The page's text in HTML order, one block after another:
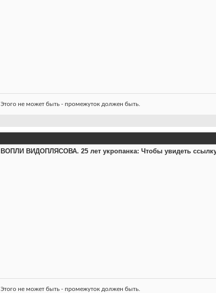
Этого не может быть - промежуток должен быть.
ВОПЛИ ВИДОПЛЯСОВА. 25 лет укропанка: Чтобы увидеть
Этого не может быть - промежуток должен быть.